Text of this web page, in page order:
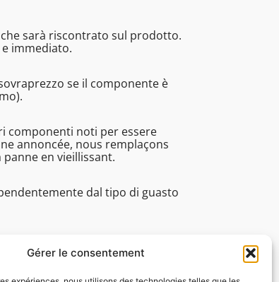
Gérer le consentement
sarà riscontrato sul prodotto.
immediato.
se il componente è
componenti noti per essere
annoncée, nous remplaçons
en vieillissant.
dal tipo di guasto
assistenza tecnica. ecc.).